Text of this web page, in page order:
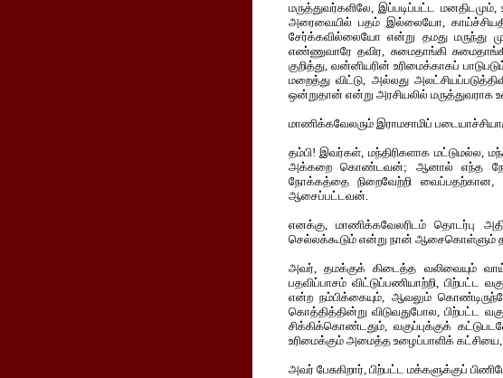
மருத்துவர்களிலே, இப்படிப்பட்ட
அரைவையில் பதம் இல்லையோ,
சேர்க்கவில்லையோ என்று தமது மருந்து
எண்ணுவாரே தவிர, சுமைதாங்கி
குறித்து, வன்னியரின் உரிமைக்காகப்
மறைத்து விட்டு, அல்லது
ஒன்றுதான் என்று அரசியலில் மருத்துவராக
மாணிக்கவேலரும் இராமசாமிப்
தம்பி! இவர்கள், மந்திரிகளாக மட்டுமல்ல,
அக்கறை கொண்டவன்; ஆனால் எந்த
நோக்கத்தை நிறைவேற்றி வைப்பதற்கான,
ஆசைப்பட்டவன்.
எனக்கு, மாணிக்கவேலரிடம் தொடர்பு
செல்லக்கூடும் என்று நான் ஆசைகொள்ளும்
அவர், தமக்குக் கிடைத்த வலிவையும்
பதவிப்பாசம் விட்டுப்பணியாற்றி, பிற்பட்ட
என்ற நம்பிக்கையும், ஆவலும்
கொத்தித்தின்று விடுவதுபோல, பிற்பட்ட
சிக்கிக்கொண்டதும், வகுப்புக்குக்
உரிமைக்கும் அமைத்த உழைப்பாளிக் கட்சியை,
அவர் பேசுகிறார், பிற்பட்ட மக்களுக்குப்